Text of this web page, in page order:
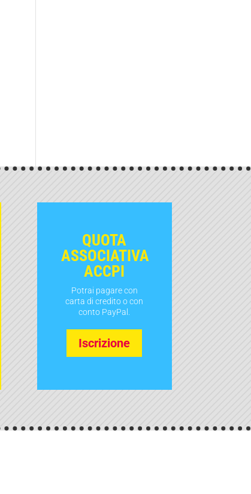
QUOTA
ASSOCIATIVA
ACCPI
Potrai pagare con
carta di credito o con
conto PayPal.
Iscrizione